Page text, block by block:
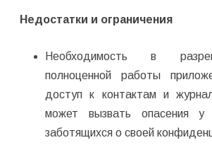
Недостатки и ограничения
Необходимость в
полноценной работы
доступ к контактам и
может вызвать опасения у
заботящихся о своей